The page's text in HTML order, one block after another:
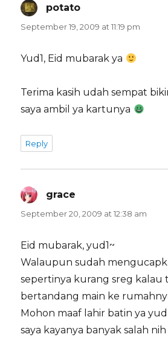
potato
September 19, 2009 at 11:19 pm
Yud1, Eid mubarak ya
Terima kasih udah sempat
saya ambil ya kartunya
Reply
grace
September 20, 2009 at 12:38 am
Eid mubarak, yud1~
Walaupun sudah
sepertinya kurang sreg kalau
bertandang main ke
Mohon maaf lahir batin ya
saya kayanya banyak salah nih